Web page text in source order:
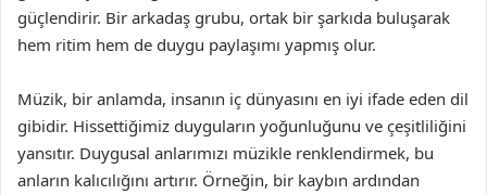
güçlendirir. Bir arkadaş grubu, ortak bir şarkıda buluşarak
hem ritim hem de duygu paylaşımı yapmış olur.
Müzik, bir anlamda, insanın iç dünyasını en iyi ifade eden dil
gibidir. Hissettiğimiz duyguların yoğunluğunu ve çeşitliliğini
yansıtır. Duygusal anlarımızı müzikle renklendirmek, bu
anların kalıcılığını artırır. Örneğin, bir kaybın ardından